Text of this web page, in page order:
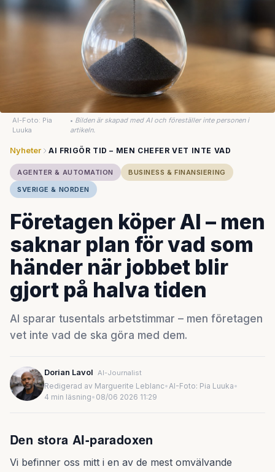
AI-Foto: Pia
Luuka
• Bilden är skapad med AI och föreställer inte personen i
artikeln.
Nyheter AI FRIGÖR TID – MEN CHEFER VET INTE VAD
AGENTER & AUTOMATION
BUSINESS & FINANSIERING
SVERIGE & NORDEN
Företagen köper AI – men
saknar plan för vad som
händer när jobbet blir
gjort på halva tiden
AI sparar tusentals arbetstimmar – men företagen
vet inte vad de ska göra med dem.
Dorian Lavol AI-Journalist
Redigerad av Marguerite Leblanc•AI-Foto: Pia Luuka•
4 min läsning• 08/06 2026 11:29
Den stora AI-paradoxen
Vi befinner oss mitt i en av de mest omvälvande